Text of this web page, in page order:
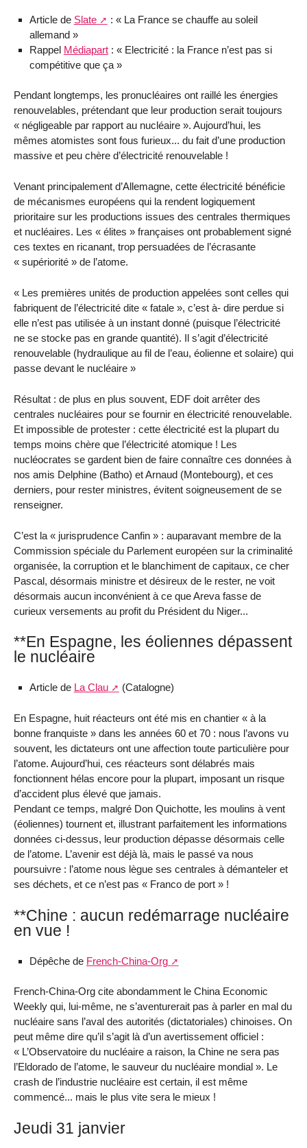
Article de Slate
: « La France se chauffe au soleil
allemand »
Rappel Médiapart: « Electricité : la France n’est pas si
compétitive que ça »
Pendant longtemps, les pronucléaires ont raillé les énergies
renouvelables, prétendant que leur production serait toujours
« négligeable par rapport au nucléaire ». Aujourd’hui, les
mêmes atomistes sont fous furieux... du fait d’une production
massive et peu chère d’électricité renouvelable !
Venant principalement d’Allemagne, cette électricité bénéficie
de mécanismes européens qui la rendent logiquement
prioritaire sur les productions issues des centrales thermiques
et nucléaires. Les « élites » françaises ont probablement signé
ces textes en ricanant, trop persuadées de l’écrasante
« supériorité » de l’atome.
« Les premières unités de production appelées sont celles qui
fabriquent de l’électricité dite « fatale », c’est à- dire perdue si
elle n’est pas utilisée à un instant donné (puisque l’électricité
ne se stocke pas en grande quantité). Il s’agit d’électricité
renouvelable (hydraulique au fil de l’eau, éolienne et solaire) qui
passe devant le nucléaire »
Résultat : de plus en plus souvent, EDF doit arrêter des
centrales nucléaires pour se fournir en électricité renouvelable.
Et impossible de protester : cette électricité est la plupart du
temps moins chère que l’électricité atomique ! Les
nucléocrates se gardent bien de faire connaître ces données à
nos amis Delphine (Batho) et Arnaud (Montebourg), et ces
derniers, pour rester ministres, évitent soigneusement de se
renseigner.
C’est la « jurisprudence Canfin » : auparavant membre de la
Commission spéciale du Parlement européen sur la criminalité
organisée, la corruption et le blanchiment de capitaux, ce cher
Pascal, désormais ministre et désireux de le rester, ne voit
désormais aucun inconvénient à ce que Areva fasse de
curieux versements au profit du Président du Niger...
**En Espagne, les éoliennes dépassent
le nucléaire
Article de La Clau (Catalogne)
En Espagne, huit réacteurs ont été mis en chantier « à la
bonne franquiste » dans les années 60 et 70 : nous l’avons vu
souvent, les dictateurs ont une affection toute particulière pour
l’atome. Aujourd’hui, ces réacteurs sont délabrés mais
fonctionnent hélas encore pour la plupart, imposant un risque
d’accident plus élevé que jamais.
Pendant ce temps, malgré Don Quichotte, les moulins à vent
(éoliennes) tournent et, illustrant parfaitement les informations
données ci-dessus, leur production dépasse désormais celle
de l’atome. L’avenir est déjà là, mais le passé va nous
poursuivre : l’atome nous lègue ses centrales à démanteler et
ses déchets, et ce n’est pas « Franco de port » !
**Chine : aucun redémarrage nucléaire
en vue !
Dépêche de French-China-Org
French-China-Org cite abondamment le China Economic
Weekly qui, lui-même, ne s’aventurerait pas à parler en mal du
nucléaire sans l’aval des autorités (dictatoriales) chinoises. On
peut même dire qu’il s’agit là d’un avertissement officiel :
« L’Observatoire du nucléaire a raison, la Chine ne sera pas
l’Eldorado de l’atome, le sauveur du nucléaire mondial ». Le
crash de l’industrie nucléaire est certain, il est même
commencé... mais le plus vite sera le mieux !
Jeudi 31 janvier